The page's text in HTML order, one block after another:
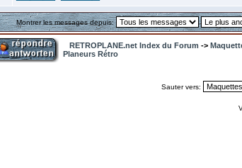
Montrer les messages depuis:
RETROPLANE.net Index du Forum ->
Planeurs Rétro
Sauter vers: